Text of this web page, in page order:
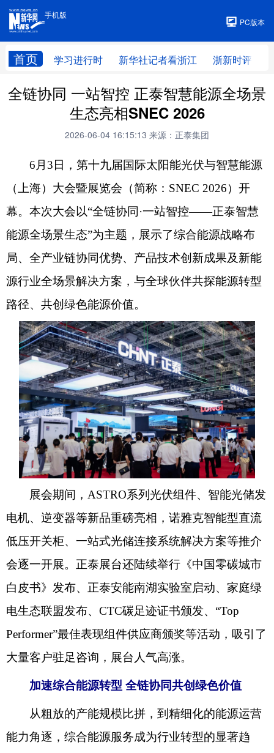
手机版
PC版本
首页 学习进行时 新华社记者看浙江 浙新时评
手机版
全链协同 一站智控 正泰智慧能源全场景
生态亮相SNEC 2026
2026-06-04 16:15:13 来源：正泰集团
6月3日，第十九届国际太阳能光伏与智慧能源
（上海）大会暨展览会（简称：SNEC 2026）开
幕。本次大会以“全链协同·一站智控——正泰智慧
能源全场景生态”为主题，展示了综合能源战略布
局、全产业链协同优势、产品技术创新成果及新能
源行业全场景解决方案，与全球伙伴共探能源转型
路径、共创绿色能源价值。
展会期间，ASTRO系列光伏组件、智能光储发
电机、逆变器等新品重磅亮相，诺雅克智能型直流
低压开关柜、一站式光储连接系统解决方案等推介
会逐一开展。正泰展台还陆续举行《中国零碳城市
白皮书》发布、正泰安能南湖实验室启动、家庭绿
电生态联盟发布、CTC碳足迹证书颁发、“Top
Performer”最佳表现组件供应商颁奖等活动，吸引了
大量客户驻足咨询，展台人气高涨。
加速综合能源转型 全链协同共创绿色价值
从粗放的产能规模比拼，到精细化的能源运营
能力角逐，综合能源服务成为行业转型的显著趋